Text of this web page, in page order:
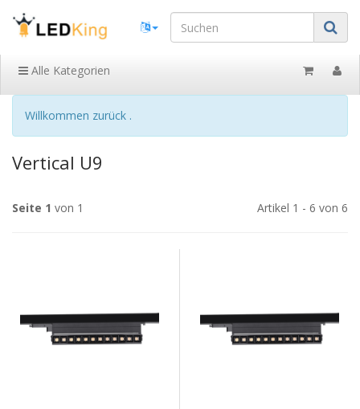
Alle Kategorien
Willkommen zurück .
Vertical U9
Seite 1 von 1 Artikel 1 - 6 von 6